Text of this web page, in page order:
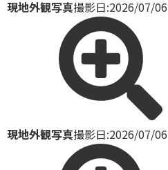
現地外観写真撮影日:2026/07/06
現地外観写真撮影日:2026/07/06